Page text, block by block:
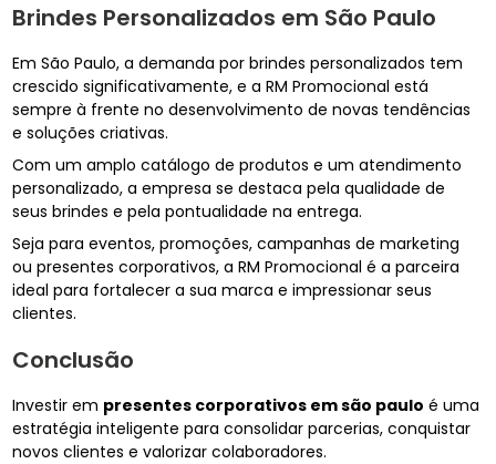
Brindes Personalizados em São Paulo
Em São Paulo, a demanda por brindes personalizados tem
crescido significativamente, e a RM Promocional está
sempre à frente no desenvolvimento de novas tendências
e soluções criativas.
Com um amplo catálogo de produtos e um atendimento
personalizado, a empresa se destaca pela qualidade de
seus brindes e pela pontualidade na entrega.
Seja para eventos, promoções, campanhas de marketing
ou presentes corporativos, a RM Promocional é a parceira
ideal para fortalecer a sua marca e impressionar seus
clientes.
Conclusão
Investir em presentes corporativos em são paulo é uma
estratégia inteligente para consolidar parcerias, conquistar
novos clientes e valorizar colaboradores.